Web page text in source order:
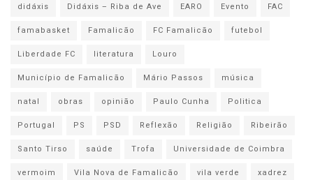
didáxis
Didáxis – Riba de Ave EARO Evento
FAC
famabasket
Famalicão FC Famalicão
futebol
Liberdade FC
literatura
Louro
Município de Famalicão
Mário Passos
música
natal
obras opinião Paulo Cunha
Politica
Portugal
PS PSD Reflexão Religião
Ribeirão
Santo Tirso
saúde Trofa
Universidade de Coimbra
vermoim
Vila Nova de Famalicão vila verde xadrez